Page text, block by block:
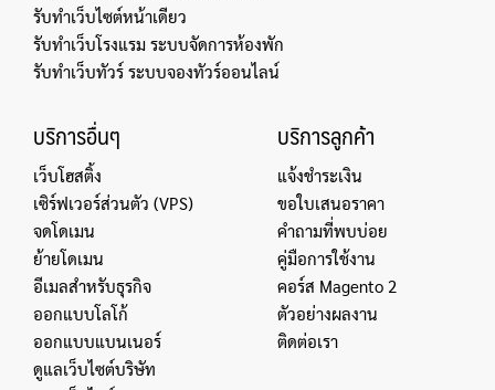
รับทำเว็บไซต์หน้าเดียว
รับทำเว็บโรงแรม ระบบจัดการห้องพัก
รับทำเว็บทัวร์ ระบบจองทัวร์ออนไลน์
บริการอื่นๆ
เว็บโฮสติ้ง
เซิร์ฟเวอร์ส่วนตัว (VPS)
จดโดเมน
ย้ายโดเมน
อีเมลสำหรับธุรกิจ
ออกแบบโลโก้
ออกแบบแบนเนอร์
ดูแลเว็บไซต์บริษัท
บริการลูกค้า
แจ้งชำระเงิน
ขอใบเสนอราคา
คำถามที่พบบ่อย
คู่มือการใช้งาน
คอร์ส Magento 2
ตัวอย่างผลงาน
ติดต่อเรา